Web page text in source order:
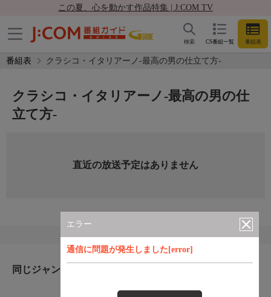
この夏、心を動かす作品特集 | J:COM TV
CS番組一覧 番組表
検索
番組表 クラシコ・イタリアーノ-最高の男の仕立て方-
エラー
通信に問題が発生しました[error]
クラシコ・イタリアーノ-最高の男の仕
立て方-
直近の放送予定はありません
同じジャンルのおすすめ番組